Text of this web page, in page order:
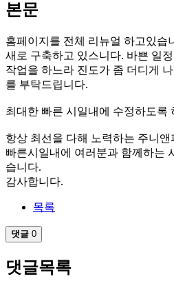
본문
홈페이지를 전체 리뉴얼 하고있습
새로 구축하고 있스니다. 바쁜 일정
작업을 하느라 진도가 좀 더디게
를 부탁드립니다.
최대한 빠른 시일내에 수정하도록
항상 최선을 다해 노력하는 주니
빠른시일내에 여러분과 함께하는
습니다.
감사합니다.
목록
댓글 0
댓글목록